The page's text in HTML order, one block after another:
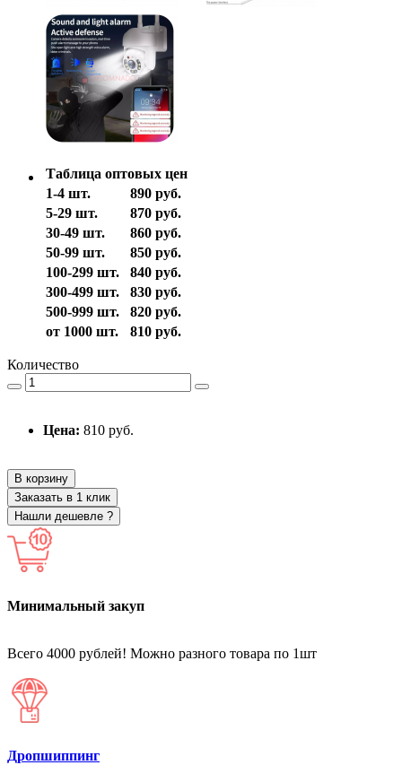
Таблица оптовых цен
1-4 шт.
890 руб.
5-29 шт.
870 руб.
30-49 шт.
860 руб.
50-99 шт.
850 руб.
100-299 шт.
840 руб.
300-499 шт.
830 руб.
500-999 шт.
820 руб.
от 1000 шт.
810 руб.
Количество
Цена: 810 руб.
В корзину
Заказать в 1 клик
Нашли дешевле ?
Минимальный закуп
Всего 4000 рублей! Можно разного товара по 1шт
Дропшиппинг